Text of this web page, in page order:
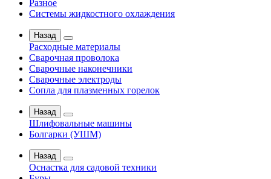
Разное
Системы жидкостного охлаждения
Назад
Расходные материалы
Сварочная проволока
Сварочные наконечники
Сварочные электроды
Сопла для плазменных горелок
Назад
Шлифовальные машины
Болгарки (УШМ)
Назад
Оснастка для садовой техники